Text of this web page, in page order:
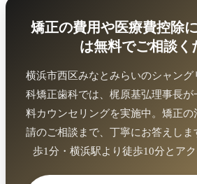
矯正の費用や医療費控除
は無料でご相談く
横浜市西区みなとみらいのシャン
科矯正歯科では、梶原基弘理事長
料カウンセリングを実施中。矯正の
請のご相談まで、丁寧にお答えしま
歩1分・横浜駅より徒歩10分とアク